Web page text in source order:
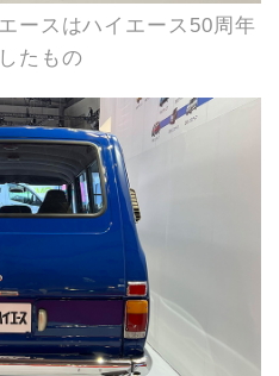
ースはハイエース50周年
たもの